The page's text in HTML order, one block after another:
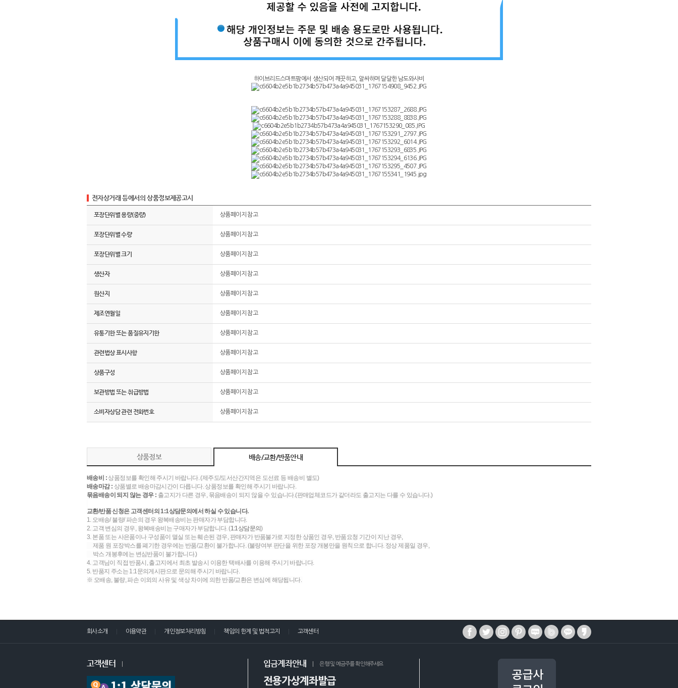
하이브리드스마트팜에서 생산되어 깨끗하고, 알싸하며 달달한 남도와사비
전자상거래 등에서의 상품정보제공고시
포장단위별 용량(중량) 상품페이지 참고
포장단위별 수량 상품페이지 참고
포장단위별 크기 상품페이지 참고
생산자 상품페이지 참고
원산지 상품페이지 참고
제조연월일 상품페이지 참고
유통기한 또는 품질유지기한 상품페이지 참고
관련법상 표시사항 상품페이지 참고
상품구성 상품페이지 참고
보관방법 또는 취급방법 상품페이지 참고
소비자상담 관련 전화번호 상품페이지 참고
상품정보 배송/교환/반품안내
배송비 :상품정보를 확인해 주시기 바랍니다. (제주도/도서산간지역은 도선료 등 배송비 별도)
배송마감 : 상품별로 배송마감시간이 다릅니다. 상품정보를 확인해 주시기 바랍니다.
묶음배송이 되지 않는 경우 : 출고지가 다른 경우, 묶음배송이 되지 않을 수 있습니다.(판매업체코드가 같더라도 출고지는 다를 수 있습니다.)
교환/반품 신청은 고객센터의 1:1상담문의에서 하실 수 있습니다.
1. 오배송/ 불량/ 파손의 경우 왕복배송비는 판매자가 부담합니다.
2. 고객 변심의 경우, 왕복배송비는 구매자가 부담합니다. (1:1상담문의)
3. 본품 또는 사은품이나 구성품이 멸실 또는 훼손된 경우, 판매자가 반품불가로 지정한 상품인 경우, 반품요청 기간이 지난 경우,
제품 원 포장박스를 폐기한 경우에는 반품/교환이 불가합니다. (불량여부 판단을 위한 포장 개봉만을 원칙으로 합니다. 정상 제품일 경우,
박스 개봉후에는 변심반품이 불가합니다.)
4. 고객님이 직접 반품시, 출고지에서 최초 발송시 이용한 택배사를 이용해 주시기 바랍니다.
5. 반품지 주소는 1:1문의게시판으로 문의해 주시기 바랍니다.
※ 오배송, 불량, 파손 이외의 사유 및 색상 차이에 의한 반품/교환은 변심에 해당됩니다.
회사소개 이용약관 개인정보처리방침 책임의 한계 및 법적고지 고객센터
고객센터 입금계좌안내 은행 및 예금주를 확인해주세요
전용가상계좌발급